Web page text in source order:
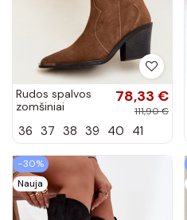
Rudos spalvos
zomšiniai
stiliaus pašiltinti
kulniukais Pelsa
78,33 €
111,90 €
36 37 38 39 40 41
−30%
Nauja